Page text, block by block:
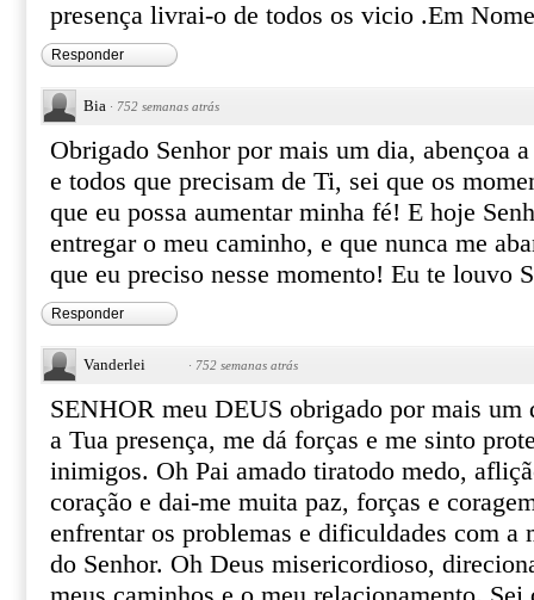
presença livrai-o de todos os vicio .Em
Responder
Bia · 752 semanas atrás
Obrigado Senhor por mais um dia, abençoa
e todos que precisam de Ti, sei que os
que eu possa aumentar minha fé! E hoje
entregar o meu caminho, e que nunca me
que eu preciso nesse momento! Eu te louvo
Responder
Vanderlei · 752 semanas atrás
SENHOR meu DEUS obrigado por mais
a Tua presença, me dá forças e me sinto
inimigos. Oh Pai amado tiratodo medo,
coração e dai-me muita paz, forças e
enfrentar os problemas e dificuldades com a
do Senhor. Oh Deus misericordioso,